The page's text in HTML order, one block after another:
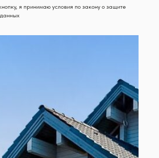
я принимаю условия по закону о защите